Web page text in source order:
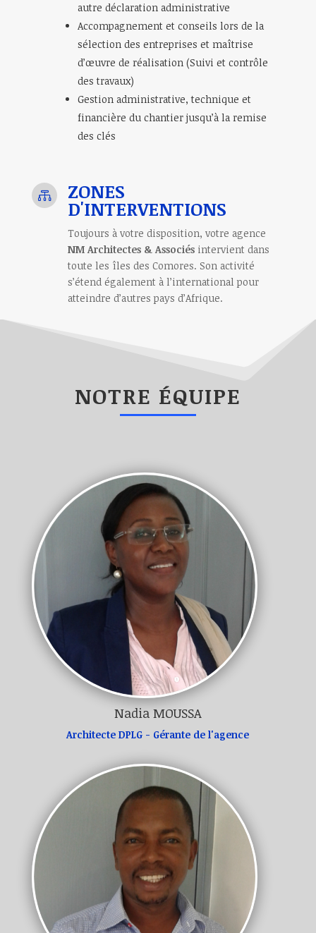
autre déclaration administrative
Accompagnement et conseils lors de la
sélection des entreprises et maîtrise
d’œuvre de réalisation (Suivi et contrôle
des travaux)
Gestion administrative, technique et
financière du chantier jusqu’à la remise
des clés
 ZONES
D'INTERVENTIONS
Toujours à votre disposition, votre agence
NM Architectes & Associésintervient dans
toute les îles des Comores. Son activité
s’étend également à l’international pour
atteindre d’autres pays d’Afrique.
NOTRE ÉQUIPE
Nadia MOUSSA
Architecte DPLG - Gérante de l'agence